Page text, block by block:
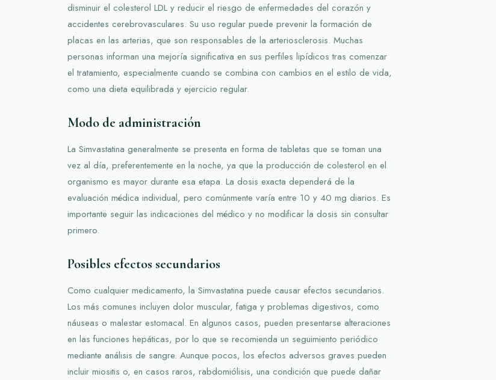
disminuir el colesterol LDL y reducir el riesgo de enfermedades del corazón y
accidentes cerebrovasculares. Su uso regular puede prevenir la formación de
placas en las arterias, que son responsables de la arteriosclerosis. Muchas
personas informan una mejoría significativa en sus perfiles lipídicos tras comenzar
el tratamiento, especialmente cuando se combina con cambios en el estilo de vida,
como una dieta equilibrada y ejercicio regular.
Modo de administración
La Simvastatina generalmente se presenta en forma de tabletas que se toman una
vez al día, preferentemente en la noche, ya que la producción de colesterol en el
organismo es mayor durante esa etapa. La dosis exacta dependerá de la
evaluación médica individual, pero comúnmente varía entre 10 y 40 mg diarios. Es
importante seguir las indicaciones del médico y no modificar la dosis sin consultar
primero.
Posibles efectos secundarios
Como cualquier medicamento, la Simvastatina puede causar efectos secundarios.
Los más comunes incluyen dolor muscular, fatiga y problemas digestivos, como
náuseas o malestar estomacal. En algunos casos, pueden presentarse alteraciones
en las funciones hepáticas, por lo que se recomienda un seguimiento periódico
mediante análisis de sangre. Aunque pocos, los efectos adversos graves pueden
incluir miositis o, en casos raros, rabdomiólisis, una condición que puede dañar